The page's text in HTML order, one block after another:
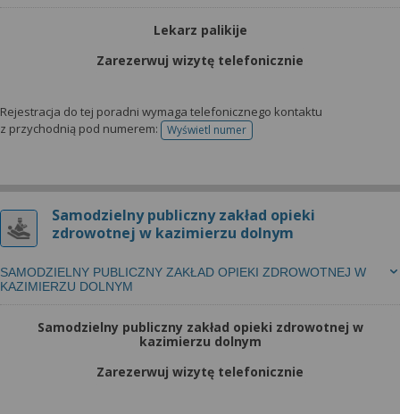
Lekarz palikije
Zarezerwuj wizytę telefonicznie
Rejestracja do tej poradni wymaga telefonicznego kontaktu
z przychodnią pod numerem:
Wyświetl numertelefonu do rejestracji
Samodzielny publiczny zakład opieki
zdrowotnej w kazimierzu dolnym
SAMODZIELNY PUBLICZNY ZAKŁAD OPIEKI ZDROWOTNEJ W
KAZIMIERZU DOLNYM
Samodzielny publiczny zakład opieki zdrowotnej w
kazimierzu dolnym
Zarezerwuj wizytę telefonicznie